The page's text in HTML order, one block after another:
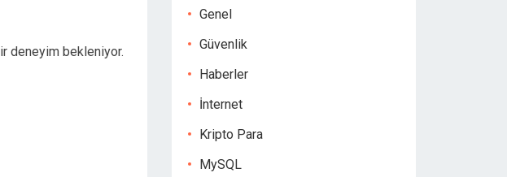
deneyim bekleniyor.
Genel
Güvenlik
Haberler
İnternet
Kripto Para
MySQL